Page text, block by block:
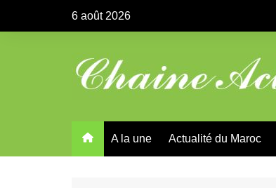
6 août 2026
A la une Actualité du Maroc